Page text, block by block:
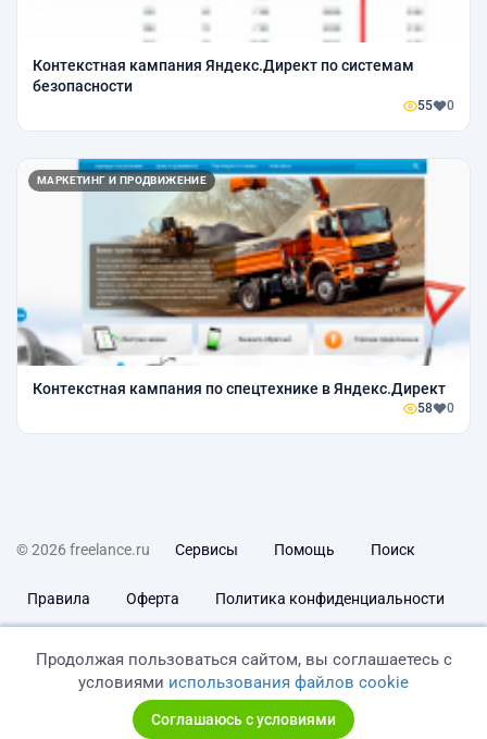
Контекстная кампания Яндекс.Директ по системам
безопасности
55 0
МАРКЕТИНГ И ПРОДВИЖЕНИЕ
Контекстная кампания по спецтехнике в Яндекс.Директ
58 0
© 2026 freelance.ru Сервисы Помощь Поиск
Правила Оферта Политика конфиденциальности
Продолжая пользоваться сайтом, вы соглашаетесь с
условиями использования файлов cookie
Соглашаюсь с условиями